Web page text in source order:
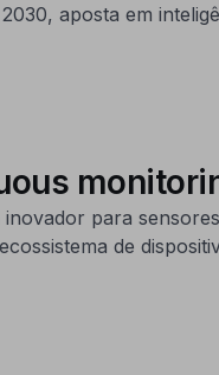
aposta em
para
de